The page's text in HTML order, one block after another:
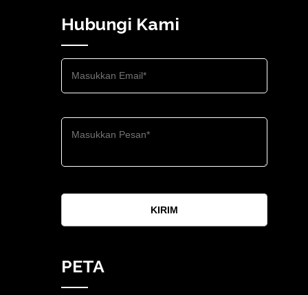
Hubungi Kami
KIRIM
PETA